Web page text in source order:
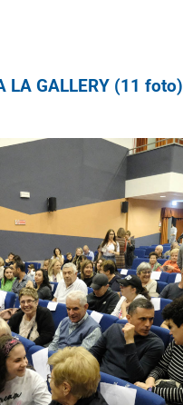
LA GALLERY (11 foto)